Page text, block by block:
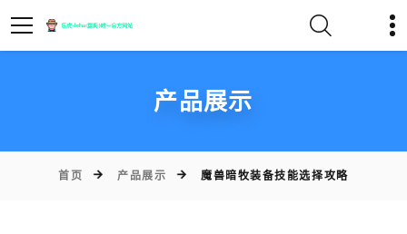
产品展示
首页 产品展示 魔兽暗牧装备技能选择攻略